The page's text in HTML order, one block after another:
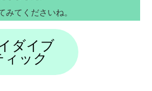
てくださいね。
ダイブ
ィック